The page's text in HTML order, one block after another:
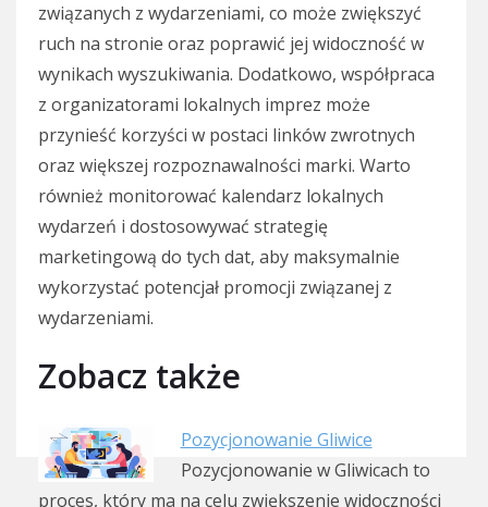
związanych z wydarzeniami, co może zwiększyć
ruch na stronie oraz poprawić jej widoczność w
wynikach wyszukiwania. Dodatkowo, współpraca
z organizatorami lokalnych imprez może
przynieść korzyści w postaci linków zwrotnych
oraz większej rozpoznawalności marki. Warto
również monitorować kalendarz lokalnych
wydarzeń i dostosowywać strategię
marketingową do tych dat, aby maksymalnie
wykorzystać potencjał promocji związanej z
wydarzeniami.
Zobacz także
Pozycjonowanie Gliwice
Pozycjonowanie w Gliwicach to
proces, który ma na celu zwiększenie widoczności